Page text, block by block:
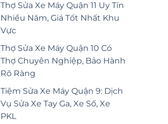
Thợ Sửa Xe Máy Quận 11 Uy Tín
Nhiều Năm, Giá Tốt Nhất Khu
Vực
Thợ Sửa Xe Máy Quận 10 Có
Thợ Chuyên Nghiệp, Bảo Hành
Rõ Ràng
Tiệm Sửa Xe Máy Quận 9: Dịch
Vụ Sửa Xe Tay Ga, Xe Số, Xe
PKL